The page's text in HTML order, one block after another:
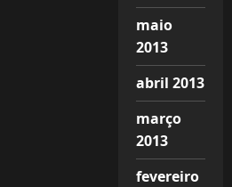
maio
2013
abril 2013
março
2013
fevereiro